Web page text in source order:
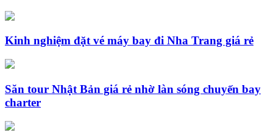
Kinh nghiệm đặt vé máy bay đi Nha Trang giá rẻ
Săn tour Nhật Bản giá rẻ nhờ làn sóng chuyến bay
charter